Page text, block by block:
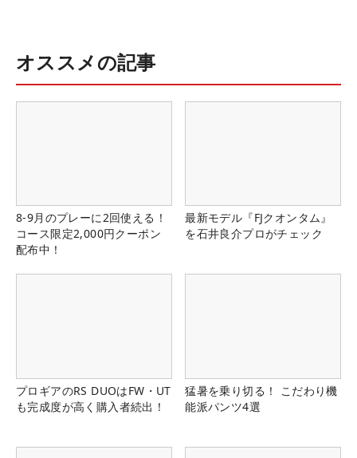
オススメの記事
8-9月のプレーに2回使える！
コース限定2,000円クーポン
配布中！
最新モデル『FJクオンタム』
を石井良介プロがチェック
プロギアのRS DUOはFW・UT
も完成度が高く購入者続出！
猛暑を乗り切る！ こだわり機
能派パンツ4選